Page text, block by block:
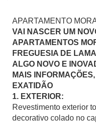
APARTAMENTO
VAI NASCER UM
APARTAMENTOS
FREGUESIA DE
ALGO NOVO E
MAIS
EXATIDÃO
1. EXTERIOR:
Revestimento exterior
decorativo colado no